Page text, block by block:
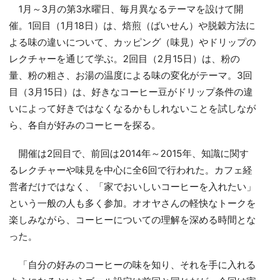
1月～3月の第3水曜日、毎月異なるテーマを設けて開
催。1回目（1月18日）は、焙煎（ばいせん）や脱穀方法に
よる味の違いについて、カッピング（味見）やドリップの
レクチャーを通じて学ぶ。2回目（2月15日）は、粉の
量、粉の粗さ、お湯の温度による味の変化がテーマ。3回
目（3月15日）は、好きなコーヒー豆がドリップ条件の違
いによって好きではなくなるかもしれないことを試しなが
ら、各自が好みのコーヒーを探る。
開催は2回目で、前回は2014年～2015年、知識に関す
るレクチャーや味見を中心に全6回で行われた。カフェ経
営者だけではなく、「家でおいしいコーヒーを入れたい」
という一般の人も多く参加。オオヤさんの軽快なトークを
楽しみながら、コーヒーについての理解を深める時間とな
った。
「自分の好みのコーヒーの味を知り、それを手に入れる